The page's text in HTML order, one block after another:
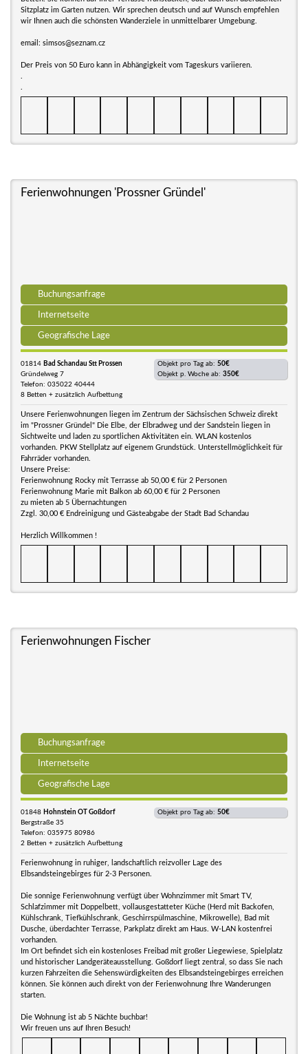
Sitzplatz im Garten nutzen. Wir sprechen deutsch und auf Wunsch empfehlen
wir Ihnen auch die schönsten Wanderziele in unmittelbarer Umgebung.
email: simsos@seznam.cz
Der Preis von 50 Euro kann in Abhängigkeit vom Tageskurs variieren.
Ferienwohnungen 'Prossner Gründel'
Buchungsanfrage
Internetseite
Geografische Lage
01814 Bad Schandau Stt Prossen
Gründelweg 7
Telefon: 035022 40444
8 Betten + zusätzlich Aufbettung
Objekt pro Tag ab: 50€
Objekt p. Woche ab: 350€
Unsere Ferienwohnungen liegen im Zentrum der Sächsischen Schweiz direkt
im "Prossner Gründel" Die Elbe, der Elbradweg und der Sandstein liegen in
Sichtweite und laden zu sportlichen Aktivitäten ein. WLAN kostenlos
vorhanden. PKW Stellplatz auf eigenem Grundstück. Unterstellmöglichkeit für
Fahrräder vorhanden.
Unsere Preise:
Ferienwohnung Rocky mit Terrasse ab 50,00 € für 2 Personen
Ferienwohnung Marie mit Balkon ab 60,00 € für 2 Personen
zu mieten ab 5 Übernachtungen
Zzgl. 30,00 € Endreinigung und Gästeabgabe der Stadt Bad Schandau
Herzlich Willkommen !
Ferienwohnungen Fischer
Buchungsanfrage
Internetseite
Geografische Lage
01848 Hohnstein OT Goßdorf
Bergstraße 35
Telefon: 035975 80986
2 Betten + zusätzlich Aufbettung
Objekt pro Tag ab: 50€
Ferienwohnung in ruhiger, landschaftlich reizvoller Lage des
Elbsandsteingebirges für 2-3 Personen.
Die sonnige Ferienwohnung verfügt über Wohnzimmer mit Smart TV,
Schlafzimmer mit Doppelbett, vollausgestatteter Küche (Herd mit Backofen,
Kühlschrank, Tiefkühlschrank, Geschirrspülmaschine, Mikrowelle), Bad mit
Dusche, überdachter Terrasse, Parkplatz direkt am Haus. W-LAN kostenfrei
vorhanden.
Im Ort befindet sich ein kostenloses Freibad mit großer Liegewiese, Spielplatz
und historischer Landgeräteausstellung. Goßdorf liegt zentral, so dass Sie nach
kurzen Fahrzeiten die Sehenswürdigkeiten des Elbsandsteingebirges erreichen
können. Sie können auch direkt von der Ferienwohnung Ihre Wanderungen
starten.
Die Wohnung ist ab 5 Nächte buchbar!
Wir freuen uns auf Ihren Besuch!